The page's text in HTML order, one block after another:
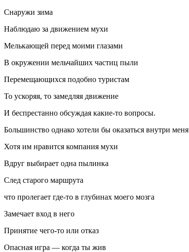
Снаружи зима
Наблюдаю за движением мухи
Мелькающей перед моими глазами
В окружении мельчайших частиц пыли
Перемещающихся подобно туристам
То ускоряя, то замедляя движение
И беспрестанно обсуждая какие-то вопросы.
Большинство однако хотели бы оказаться внутри меня
Хотя им нравится компания мухи
Вдруг выбирает одна пылинка
След старого маршрута
что пролегает где-то в глубинах моего мозга
Замечает вход в него
Принятие чего-то или отказ
Опасная игра — когда ты жив